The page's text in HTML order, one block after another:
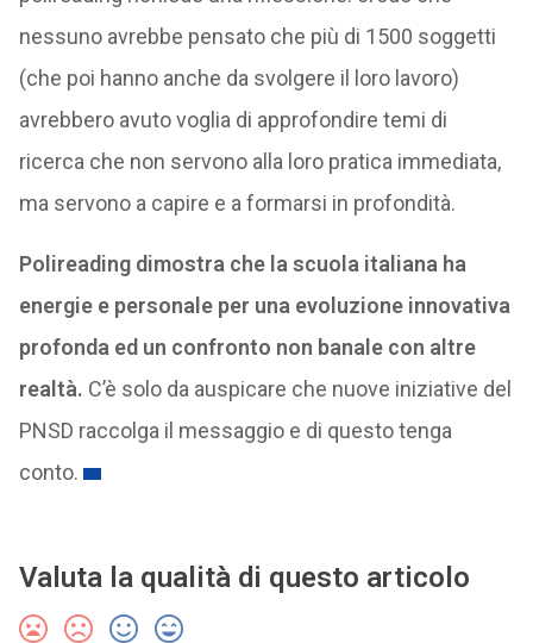
nessuno avrebbe pensato che più di 1500 soggetti
(che poi hanno anche da svolgere il loro lavoro)
avrebbero avuto voglia di approfondire temi di
ricerca che non servono alla loro pratica immediata,
ma servono a capire e a formarsi in profondità.
Polireading dimostra che la scuola italiana ha
energie e personale per una evoluzione innovativa
profonda ed un confronto non banale con altre
realtà. C’è solo da auspicare che nuove iniziative del
PNSD raccolga il messaggio e di questo tenga
conto.
Valuta la qualità di questo articolo